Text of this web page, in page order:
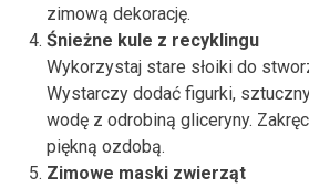
zimową dekorację.
Śnieżne kule z recyklingu
Wykorzystaj stare słoiki do
Wystarczy dodać figurki,
wodę z odrobiną gliceryny.
piękną ozdobą.
Zimowe maski zwierząt